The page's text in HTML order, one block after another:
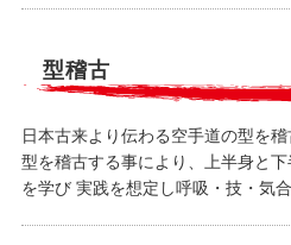
型稽古
日本古来より伝わる空手道の型を稽
型を稽古する事により、上半身と
を学び 実践を想定し呼吸・技・気